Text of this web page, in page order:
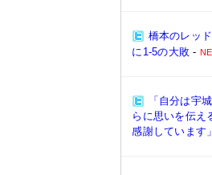
橋本のレッ
に1-5の大敗 -
「自分は宇
らに思いを伝え
感謝しています」